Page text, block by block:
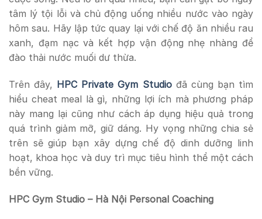
tâm lý tội lỗi và chủ động uống nhiều nước vào ngày
hôm sau. Hãy lập tức quay lại với chế độ ăn nhiều rau
xanh, đạm nạc và kết hợp vận động nhẹ nhàng để
đào thải nước muối dư thừa.
Trên đây, HPC Private Gym Studiođã cùng bạn tìm
hiểu cheat meal là gì, những lợi ích mà phương pháp
này mang lại cũng như cách áp dụng hiệu quả trong
quá trình giảm mỡ, giữ dáng. Hy vọng những chia sẻ
trên sẽ giúp bạn xây dựng chế độ dinh dưỡng linh
hoạt, khoa học và duy trì mục tiêu hình thể một cách
bền vững.
HPC Gym Studio – Hà Nội Personal Coaching